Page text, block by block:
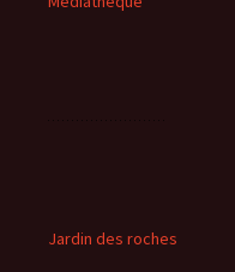
Jardin des roches